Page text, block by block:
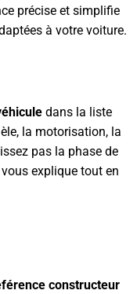
précise et simplifie
à votre voiture.
dans la liste
la motorisation, la
pas la phase de
explique tout en
constructeur